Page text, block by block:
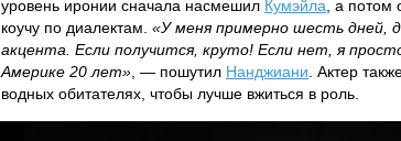
уровень иронии сначала насмешил Кумэйла , а
коучу по диалектам. «У меня примерно шесть дней,
акцента. Если получится, круто! Если нет, я
Америке 20 лет» , — пошутил Нанджиани . Актер
водных обитателях, чтобы лучше вжиться в роль.